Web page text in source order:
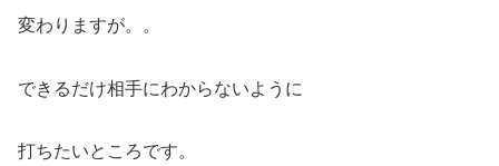
変わりますが。。
できるだけ相手にわからないように
打ちたいところです。